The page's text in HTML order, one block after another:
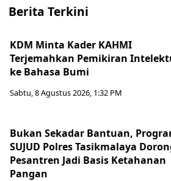
Berita Terkini
KDM Minta Kader KAHMI
Terjemahkan Pemikiran
ke Bahasa Bumi
Sabtu, 8 Agustus 2026, 1:32 PM
Bukan Sekadar Bantuan,
SUJUD Polres Tasikmalaya
Pesantren Jadi Basis Ketahanan
Pangan